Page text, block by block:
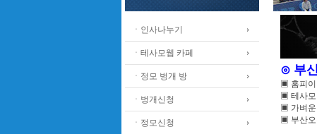
ㆍ인사나누기
ㆍ테사모웹 카페
ㆍ정모 벙개 방
ㆍ벙개신청
ㆍ정모신청
⊙ 부
▣ 홈피이
▣ 테사모
▣ 가벼운
▣ 부산오